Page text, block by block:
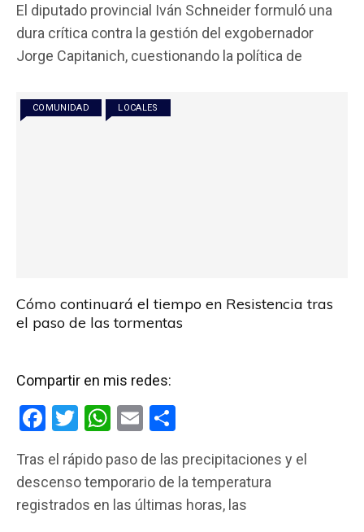
ce
b
o
k
tt
er
at
s
A
p
p
ail m
p
El diputado provincial Iván Schneider formuló una
dura crítica contra la gestión del exgobernador
Jorge Capitanich, cuestionando la política de
COMUNIDAD LOCALES
Cómo continuará el tiempo en Resistencia tras
el paso de las tormentas
Compartir en mis redes:
F
ce
b
T
tt
er
W
at
s
E
ail m
p
Tras el rápido paso de las precipitaciones y el
descenso temporario de la temperatura
registrados en las últimas horas, las